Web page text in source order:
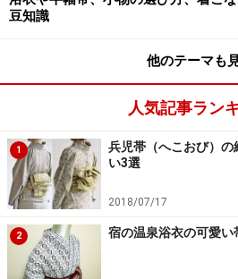
豆知識
他のテーマも
人気記事ラン
1
兵児帯（へこおび）
い3選
2018/07/17
2 宿の温泉浴衣の可愛い